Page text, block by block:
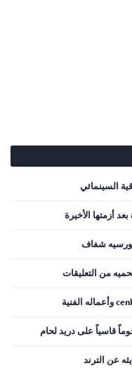
السينمائي
أزمتها الأخيرة
شفاف
من التعليقات
قاسياً على دريد لحام
عن الترند